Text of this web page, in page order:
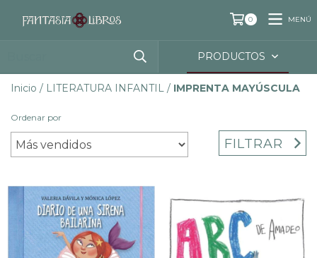
0 MENÚ
PRODUCTOS
Inicio / LITERATURA INFANTIL / IMPRENTA MAYÚSCULA
Ordenar por
FILTRAR